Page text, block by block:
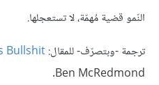
النّمو قضية مُهمّة، لا تستعجلها.
ترجمة -وبتصرّف- للمقال:Bullshit
Ben McRedmond.